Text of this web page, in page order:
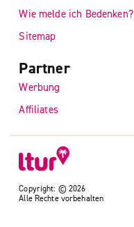
Copyright: © 2026
Alle Rechte vorbehalten
Wie melde ich Bedenken?
Sitemap
Partner
Werbung
Affiliates